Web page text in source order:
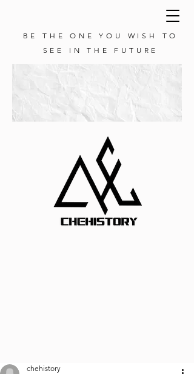
BE THE ONE YOU WISH TO
SEE IN THE FUTURE
chehistory